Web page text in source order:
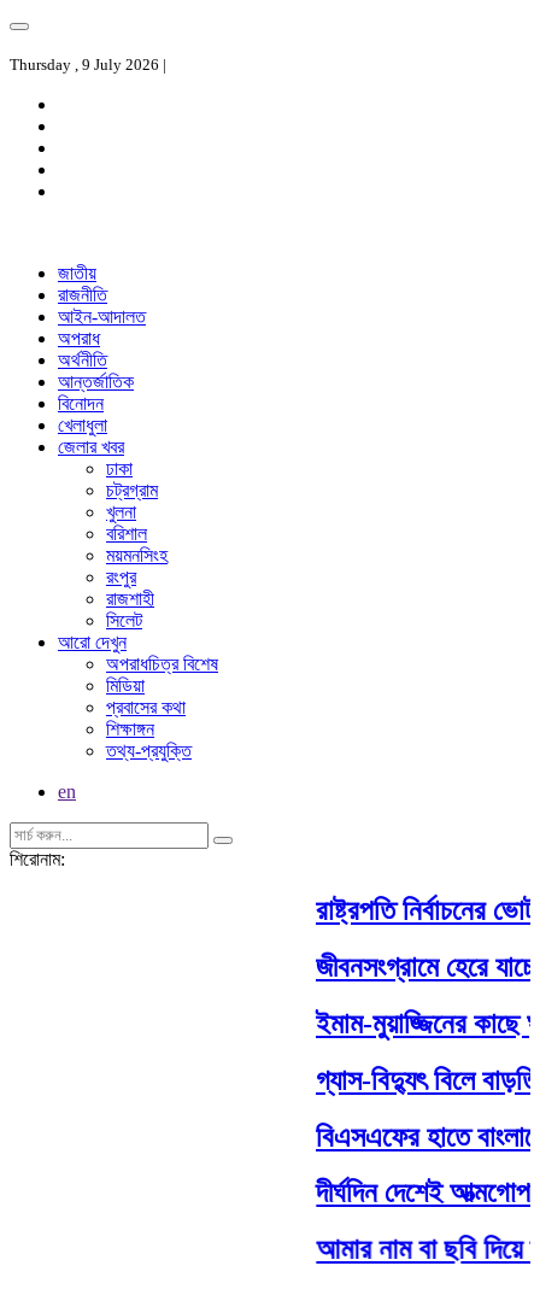
Thursday , 9 July 2026 |
জাতীয়
রাজনীতি
আইন-আদালত
অপরাধ
অর্থনীতি
আন্তর্জাতিক
বিনোদন
খেলাধুলা
জেলার খবর
ঢাকা
চট্রগ্রাম
খুলনা
বরিশাল
ময়মনসিংহ
রংপুর
রাজশাহী
সিলেট
আরো দেখুন
অপরাধচিত্র বিশেষ
মিডিয়া
প্রবাসের কথা
শিক্ষাঙ্গন
তথ্য-প্রযুক্তি
en
শিরোনাম:
রাষ্ট্রপতি নির্বাচনের
জীবনসংগ্রামে হেরে
ইমাম-মুয়াজ্জিনের কাছে
গ্যাস-বিদ্যুৎ বিলে
বিএসএফের হাতে
দীর্ঘদিন দেশেই
আমার নাম বা ছবি দিয়ে